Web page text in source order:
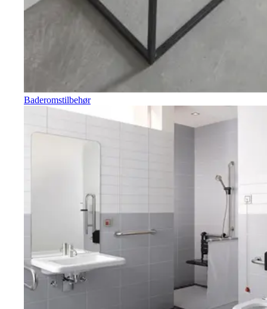
Baderomstilbehør